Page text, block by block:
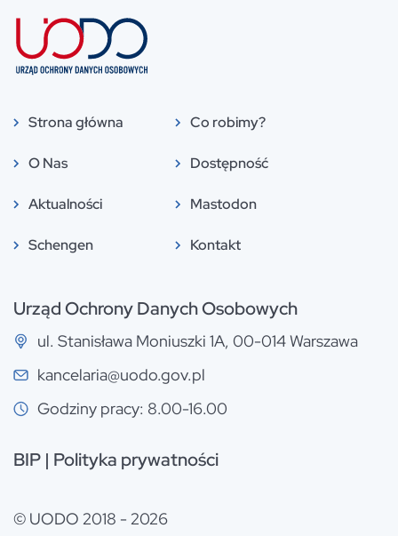
Strona główna
O Nas
Aktualności
Schengen
Co robimy?
Dostępność
Mastodon
Kontakt
Urząd Ochrony Danych Osobowych
ul. Stanisława Moniuszki 1A, 00-014 Warszawa
kancelaria@uodo.gov.pl
Godziny pracy: 8.00-16.00
BIP | Polityka prywatności
© UODO 2018 - 2026